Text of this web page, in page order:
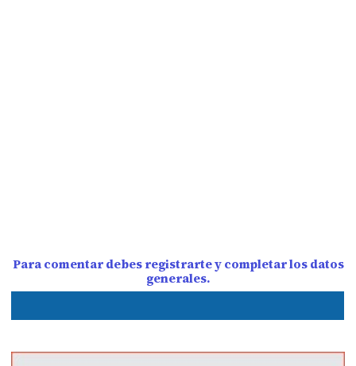
Para comentar debes registrarte y completar los datos
generales.